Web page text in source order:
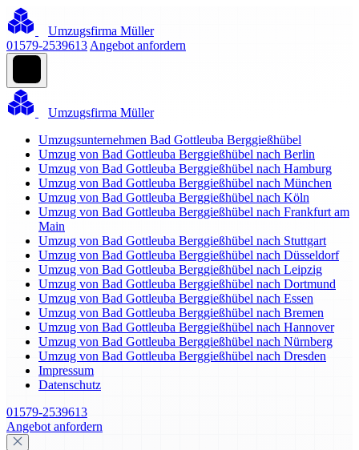
Umzugsfirma Müller
01579-2539613 Angebot anfordern
Umzugsfirma Müller
Umzugsunternehmen Bad Gottleuba Berggießhübel
Umzug von Bad Gottleuba Berggießhübel nach Berlin
Umzug von Bad Gottleuba Berggießhübel nach Hamburg
Umzug von Bad Gottleuba Berggießhübel nach München
Umzug von Bad Gottleuba Berggießhübel nach Köln
Umzug von Bad Gottleuba Berggießhübel nach Frankfurt am
Main
Umzug von Bad Gottleuba Berggießhübel nach Stuttgart
Umzug von Bad Gottleuba Berggießhübel nach Düsseldorf
Umzug von Bad Gottleuba Berggießhübel nach Leipzig
Umzug von Bad Gottleuba Berggießhübel nach Dortmund
Umzug von Bad Gottleuba Berggießhübel nach Essen
Umzug von Bad Gottleuba Berggießhübel nach Bremen
Umzug von Bad Gottleuba Berggießhübel nach Hannover
Umzug von Bad Gottleuba Berggießhübel nach Nürnberg
Umzug von Bad Gottleuba Berggießhübel nach Dresden
Impressum
Datenschutz
01579-2539613
Angebot anfordern